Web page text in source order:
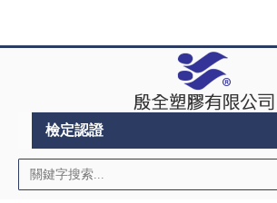
檢定認證